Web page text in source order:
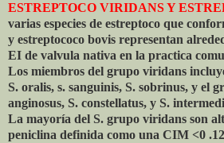
ESTREPTOCO VIRIDANS Y
varias especies de estreptoco que
y estreptococo bovis representan
EI de valvula nativa en la practica
Los miembros del grupo viridans
S. oralis, s. sanguinis, S. sobrinus, y el
anginosus, S. constellatus, y S.
La mayoría del S. grupo viridans son
peniclina definida como una CIM <0